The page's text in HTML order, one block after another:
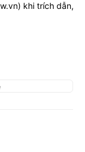
) khi trích dẫn,